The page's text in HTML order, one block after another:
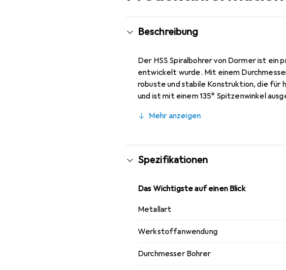
Beschreibung
Der HSS Spiralbohrer von Dormer ist ein
entwickelt wurde. Mit einem
robuste und stabile Konstruktion, die für
und ist mit einem 135° Spitzenwinkel
Zentrierung. Der Zylinderschaft des
Durchmesser ist dieser Spiralbohrer
Stück pro Kartonage, was eine
Mehr anzeigen
Spezifikationen
Das Wichtigste auf einen Blick
Metallart
Werkstoffanwendung
Durchmesser Bohrer